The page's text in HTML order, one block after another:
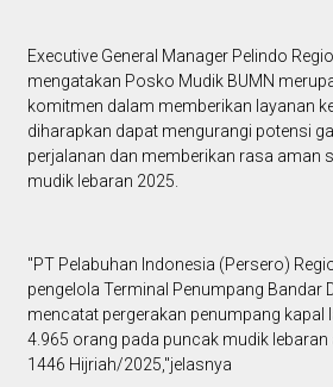
Executive General Manager Pelindo
mengatakan Posko Mudik BUMN
komitmen dalam memberikan layanan
diharapkan dapat mengurangi potensi
perjalanan dan memberikan rasa aman
mudik lebaran 2025.
"PT Pelabuhan Indonesia (Persero)
pengelola Terminal Penumpang Bandar
mencatat pergerakan penumpang kapal
4.965 orang pada puncak mudik lebaran
1446 Hijriah/2025,"jelasnya